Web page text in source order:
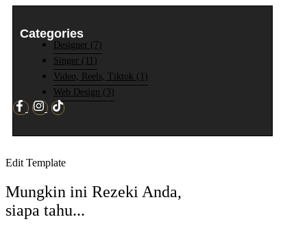
Categories
Designer (7)
Singer (11)
Video, Reels, Tiktok (1)
Web Design (3)
Edit Template
Mungkin ini Rezeki Anda,
siapa tahu...